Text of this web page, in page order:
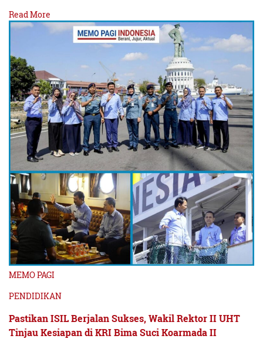
Read More
MEMO PAGI
PENDIDIKAN
Pastikan ISIL Berjalan Sukses, Wakil Rektor II UHT
Tinjau Kesiapan di KRI Bima Suci Koarmada II